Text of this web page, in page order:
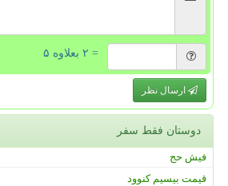
= ۲ بعلاوه ۵
ارسال نظر
دوستان فقط سفر
فیش حج
قیمت بیسیم کنوود